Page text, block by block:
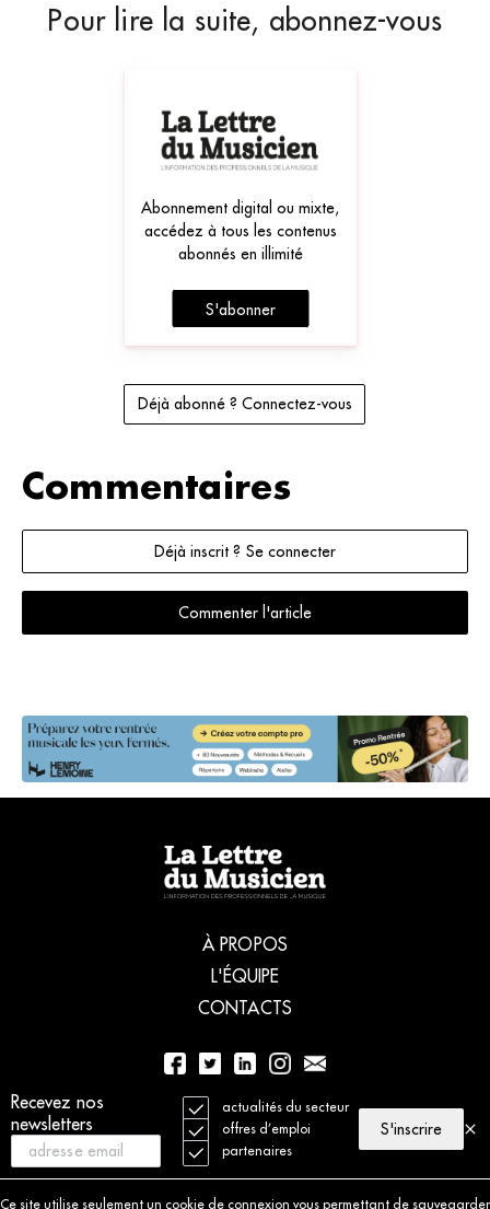
Recevez nos
newsletters
actualités du secteur
offres d’emploi
partenaires
S'inscrire
Ce site utilise seulement un cookie de connexion vous permettant de sauvegarder
Pour lire la suite, abonnez-vous
Abonnement digital ou mixte,
accédez à tous les contenus
abonnés en illimité
S'abonner
Déjà abonné ? Connectez-vous
Commentaires
Déjà inscrit ? Se connecter
Commenter l'article
À PROPOS
L'ÉQUIPE
CONTACTS
01 56 77 04 00
© 2021 La Lettre du Musicien. Tous droits réservés